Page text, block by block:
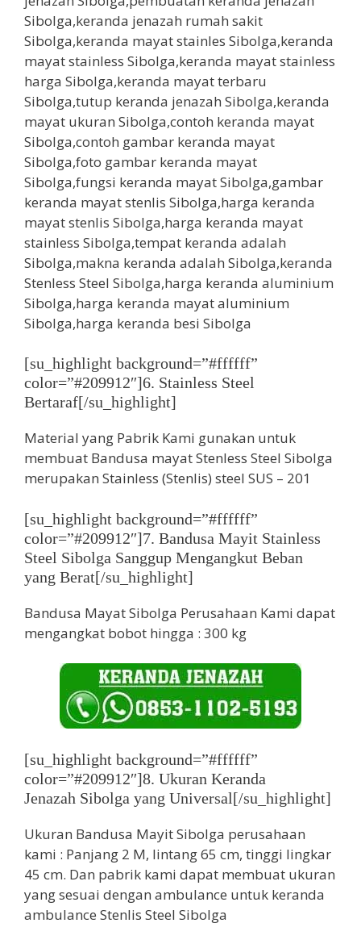
[su_highlight background=”#ffffff”
color=”#209912″]6. Stainless Steel
Bertaraf[/su_highlight]
Material yang Pabrik Kami gunakan untuk
membuat Bandusa mayat Stenless Steel Sibolga
merupakan Stainless (Stenlis) steel SUS – 201
[su_highlight background=”#ffffff”
color=”#209912″]7. Bandusa Mayit Stainless
Steel Sibolga Sanggup Mengangkut Beban
yang Berat[/su_highlight]
Bandusa Mayat Sibolga Perusahaan Kami dapat
mengangkat bobot hingga : 300 kg
[su_highlight background=”#ffffff”
color=”#209912″]8. Ukuran Keranda
Jenazah Sibolga yang Universal[/su_highlight]
Ukuran Bandusa Mayit Sibolga perusahaan
kami : Panjang 2 M, lintang 65 cm, tinggi lingkar
45 cm. Dan pabrik kami dapat membuat ukuran
yang sesuai dengan ambulance untuk keranda
ambulance Stenlis Steel Sibolga